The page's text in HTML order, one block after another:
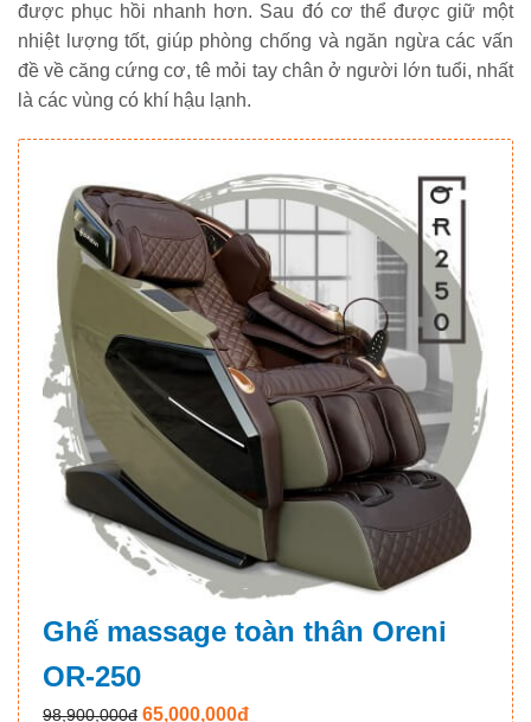
được phục hồi nhanh hơn. Sau đó cơ thể được giữ một
nhiệt lượng tốt, giúp phòng chống và ngăn ngừa các vấn
đề về căng cứng cơ, tê mỏi tay chân ở người lớn tuổi, nhất
là các vùng có khí hậu lạnh.
Ghế massage toàn thân Oreni
OR-250
98,900,000đ 65,000,000đ